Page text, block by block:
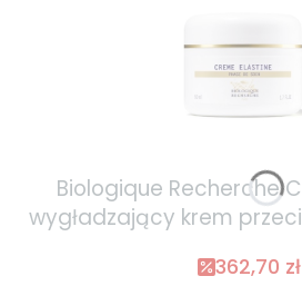
Biologique Recherche
wygładzający krem
362,70 zł